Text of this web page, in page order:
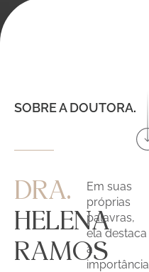
SOBRE A DOUTORA.
DRA.
HELENA
RAMOS
Em suas
próprias
palavras,
ela destaca
a
importância